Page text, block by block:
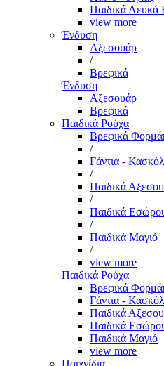
Παιδικά Λευκά
view more
Ένδυση
Αξεσουάρ
/
Βρεφικά
Ένδυση
Αξεσουάρ
Βρεφικά
Παιδικά Ρούχα
Βρεφικά
/
Γάντια -
/
Παιδικά
/
Παιδικά
/
Παιδικά Μαγιό
/
view more
Παιδικά Ρούχα
Βρεφικά
Γάντια -
Παιδικά
Παιδικά
Παιδικά Μαγιό
view more
Παιχνίδια